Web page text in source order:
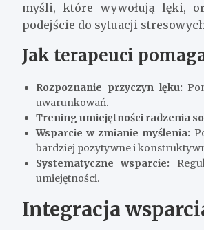
myśli, które wywołują lęki,
podejście do sytuacji
Jak terapeuci
Rozpoznanie przyczyn lęku:
uwarunkowań.
Trening umiejętności radzenia
Wsparcie w zmianie myślenia:
bardziej pozytywne i
Systematyczne wsparcie:
umiejętności.
Integracja